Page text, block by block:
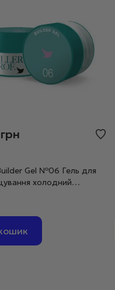
грн
Gel №06 Гель для
холодний